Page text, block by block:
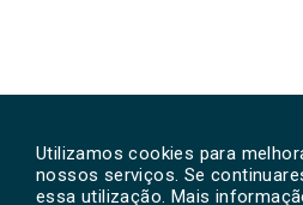
Utilizamos cookies para
nossos serviços. Se
essa utilização. Mais